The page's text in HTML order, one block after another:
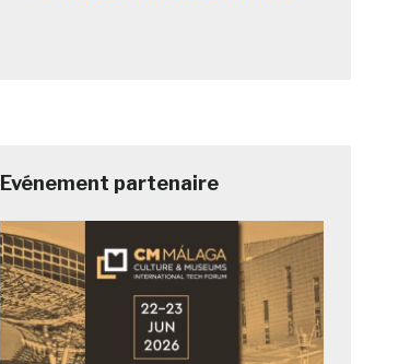
Evénement partenaire